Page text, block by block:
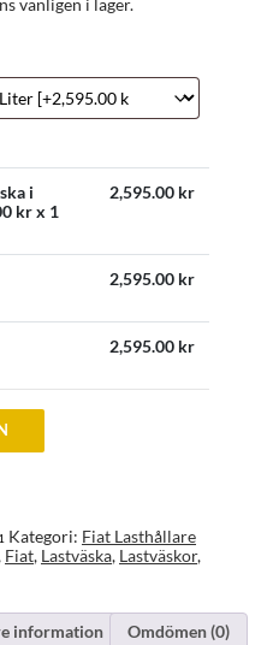
vanligen i lager.
i
kr x 1
2,595.00 kr
2,595.00 kr
2,595.00 kr
Kategori: Fiat Lasthållare
Fiat, Lastväska, Lastväskor,
information
Omdömen (0)